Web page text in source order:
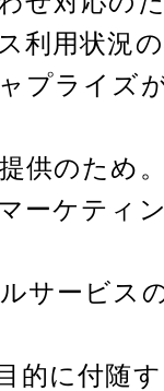
利用状況
プライズ
供のため
ーケティ
サービス
的に付随